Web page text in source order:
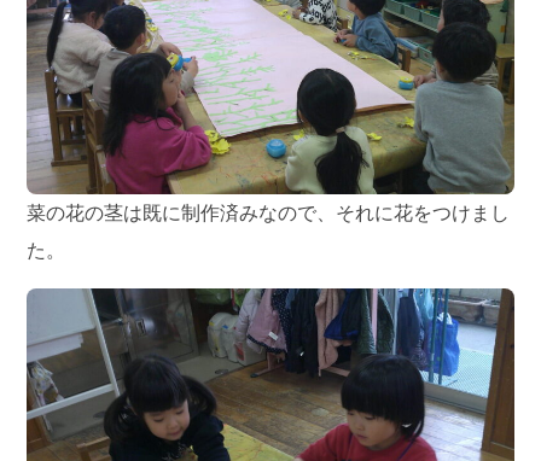
菜の花の茎は既に制作済みなので、それに花をつけまし
た。